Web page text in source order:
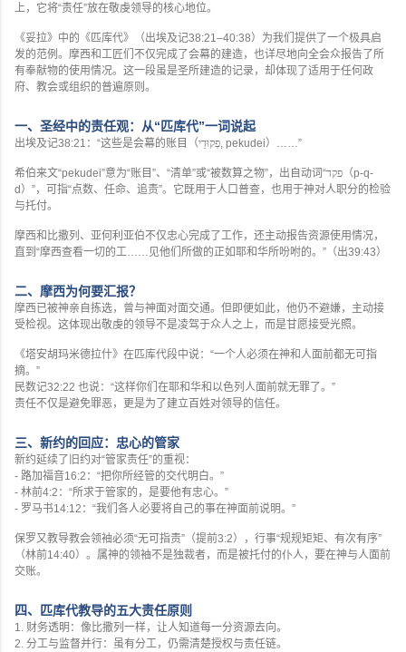
上，它将“责任”放在敬虔领导的核心地位。
《妥拉》中的《匹库代》（出埃及记38:21–40:38）为我们提供了一个极具启
发的范例。摩西和工匠们不仅完成了会幕的建造，也详尽地向全会众报告了所
有奉献物的使用情况。这一段虽是圣所建造的记录，却体现了适用于任何政
府、教会或组织的普遍原则。
一、圣经中的责任观：从“ 匹库代”一词说起
出埃及记38:21 ： “这些是会幕的账目（פְקוּדֵי , pekudei） ……”
希伯来文“pekudei”意为“账目 ”、 “清单”或“被数算之物”，出自动词“פקד （p-q-
d） ”，可指“点数、任命、追责”。它既用于人口普查，也用于神对人职分的检验
与托付。
摩西和比撒列、亚何利亚伯不仅忠心完成了工作，还主动报告资源使用情况，
直到 “摩西查看一切的工 见他们所做的正如耶和华所吩咐的。 ” （出39:43）
二、摩西为何要汇报？
摩西已被神亲自拣选，曾与神面对面交通。但即便如此，他仍不避嫌，主动接
受检视。这体现出敬虔的领导不是凌驾于众人之上，而是甘愿接受光照。
《塔安胡玛米德拉什》在匹库代段中说： “一个人必须在神和人面前都无可指
摘。 ”
民数记32:22 也说： “这样你们在耶和华和以色列人面前就无罪了。 ”
责任不仅是避免罪恶，更是为了建立百姓对领导的信任。
三、新约的回应：忠心的管家
新约延续了旧约对“管家责任”的重视：
- 路加福音16:2 ： “把你所经管的交代明白。 ”
- 林前4:2 ： “所求于管家的，是要他有忠心。 ”
- 罗马书14:12 ： “我们各人必要将自己的事在神面前说明。 ”
保罗又教导教会领袖必须“无可指责” （提前3:2），行事“规规矩矩、有次有序”
（林前14:40）。属神的领袖不是独裁者，而是被托付的仆人，要在神与人面前
交账。
四、匹库代教导的五大责任原则
1. 财务透明：像比撒列一样，让人知道每一分资源去向。
2. 分工与监督并行：虽有分工，仍需清楚授权与责任链。